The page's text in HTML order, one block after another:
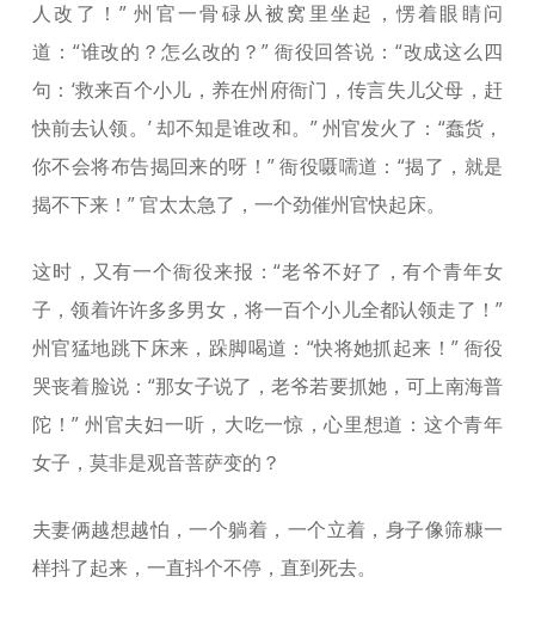
人改了！” 州官一骨碌从被窝里坐起，愣着眼睛问
道：“谁改的？怎么改的？” 衙役回答说：“改成这么四
句：‘救来百个小儿，养在州府衙门，传言失儿父母，赶
快前去认领。’ 却不知是谁改和。” 州官发火了：“蠢货，
你不会将布告揭回来的呀！” 衙役嗫嚅道：“揭了，就是
揭不下来！” 官太太急了，一个劲催州官快起床。
这时，又有一个衙役来报：“老爷不好了，有个青年女
子，领着许许多多男女，将一百个小儿全都认领走了！”
州官猛地跳下床来，跺脚喝道：“快将她抓起来！” 衙役
哭丧着脸说：“那女子说了，老爷若要抓她，可上南海普
陀！” 州官夫妇一听，大吃一惊，心里想道：这个青年
女子，莫非是观音菩萨变的？
夫妻俩越想越怕，一个躺着，一个立着，身子像筛糠一
样抖了起来，一直抖个不停，直到死去。